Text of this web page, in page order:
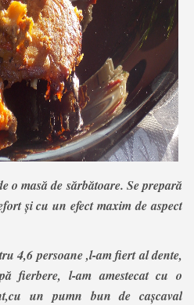
o masă de sărbătoare. Se prepară
și cu un efect maxim de aspect
4,6 persoane ,l-am fiert al dente,
fierbere, l-am amestecat cu o
un pumn bun de cașcaval